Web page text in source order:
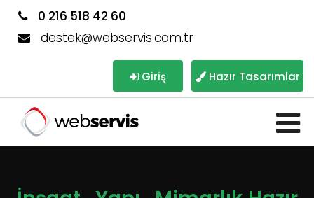
0 216 518 42 60
destek@webservis.com.tr
Hazır Tasarımlar
Giriş